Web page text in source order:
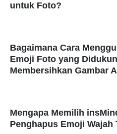
untuk Foto?
sepenuhnya gratis yang tidak
pengunduhan.
Bagaimana Cara
Emoji Foto yang
Membersihkan Gambar
Mengapa Memilih
Penghapus Emoji